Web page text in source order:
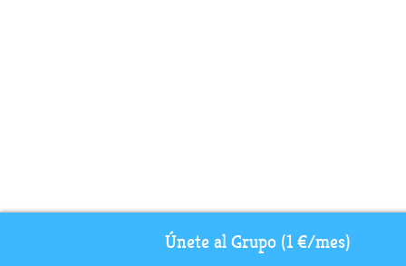
Únete al Grupo (1 €/mes)